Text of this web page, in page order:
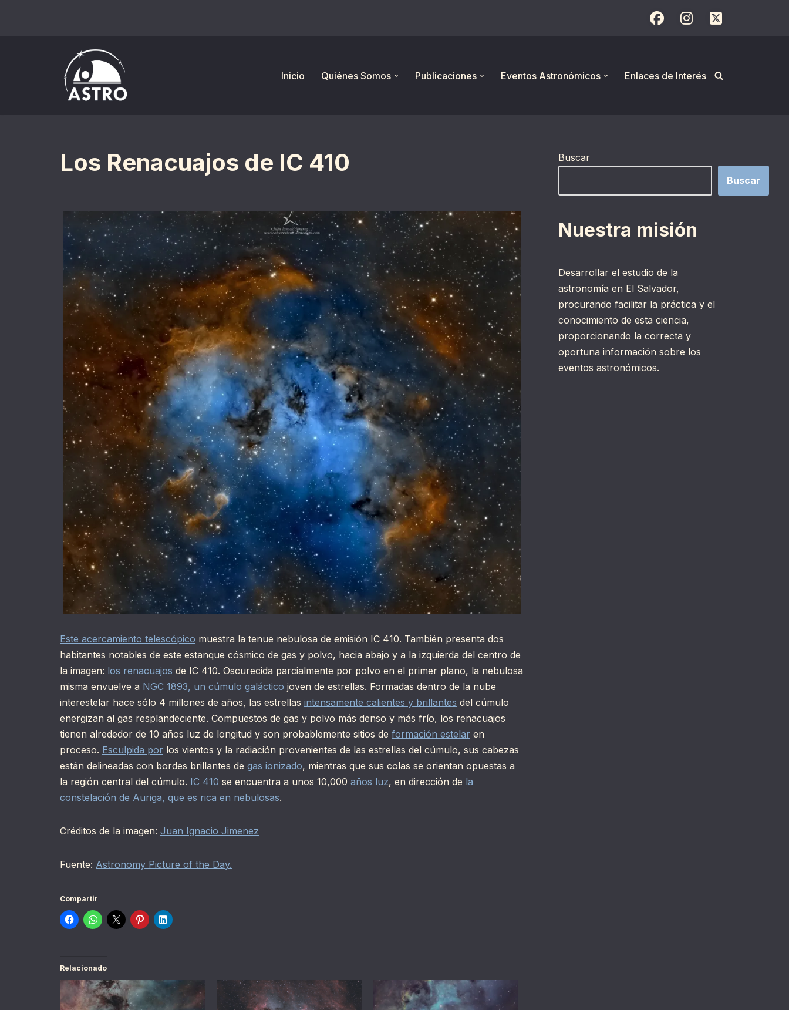
Inicio
Quiénes Somos Publicaciones Eventos Astronómicos Enlaces de Interés
Los Renacuajos de IC 410
Este acercamiento telescópico muestra la tenue nebulosa de emisión IC 410. También presenta dos
habitantes notables de este estanque cósmico de gas y polvo, hacia abajo y a la izquierda del centro de
la imagen: los renacuajos de IC 410. Oscurecida parcialmente por polvo en el primer plano, la nebulosa
misma envuelve a NGC 1893, un cúmulo galáctico joven de estrellas. Formadas dentro de la nube
interestelar hace sólo 4 millones de años, las estrellas intensamente calientes y brillantes del cúmulo
energizan al gas resplandeciente. Compuestos de gas y polvo más denso y más frío, los renacuajos
tienen alrededor de 10 años luz de longitud y son probablemente sitios de formación estelar en
proceso. Esculpida por los vientos y la radiación provenientes de las estrellas del cúmulo, sus cabezas
están delineadas con bordes brillantes de gas ionizado, mientras que sus colas se orientan opuestas a
la región central del cúmulo. IC 410 se encuentra a unos 10,000 años luz, en dirección de la
constelación de Auriga, que es rica en nebulosas.
Créditos de la imagen: Juan Ignacio Jimenez
Fuente: Astronomy Picture of the Day.
Compartir
Relacionado
Buscar
Buscar
Nuestra misión
Desarrollar el estudio de la
astronomía en El Salvador,
procurando facilitar la práctica y el
conocimiento de esta ciencia,
proporcionando la correcta y
oportuna información sobre los
eventos astronómicos.